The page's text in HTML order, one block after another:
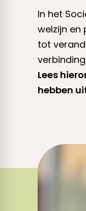
In het
welzijn en
tot
Lees
hebben